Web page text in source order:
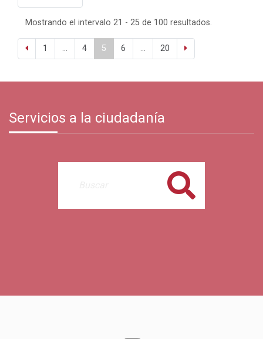
Mostrando el intervalo 21 - 25 de 100 resultados.
1 ... 4 5 6 ... 20
Servicios a la ciudadanía
Buscar